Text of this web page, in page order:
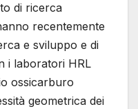
di ricerca
recentemente
e sviluppo e di
i laboratori HRL
ossicarburo
geometrica dei